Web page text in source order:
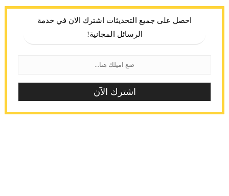
احصل على جميع التحديثات اشترك الان في خدمة
الرسائل المجانية!